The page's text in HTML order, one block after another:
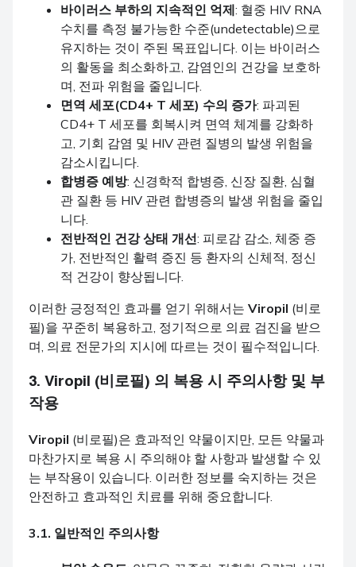
바이러스 부하의 지속적인 억제: 혈중 HIV RNA
수치를 측정 불가능한 수준(undetectable)으로
유지하는 것이 주된 목표입니다. 이는 바이러스
의 활동을 최소화하고, 감염인의 건강을 보호하
며, 전파 위험을 줄입니다.
면역 세포(CD4+ T 세포) 수의 증가: 파괴된
CD4+ T 세포를 회복시켜 면역 체계를 강화하
고, 기회 감염 및 HIV 관련 질병의 발생 위험을
감소시킵니다.
합병증 예방: 신경학적 합병증, 신장 질환, 심혈
관 질환 등 HIV 관련 합병증의 발생 위험을 줄입
니다.
전반적인 건강 상태 개선: 피로감 감소, 체중 증
가, 전반적인 활력 증진 등 환자의 신체적, 정신
적 건강이 향상됩니다.
이러한 긍정적인 효과를 얻기 위해서는 Viropil (비로
필)을 꾸준히 복용하고, 정기적으로 의료 검진을 받으
며, 의료 전문가의 지시에 따르는 것이 필수적입니다.
3. Viropil
(비로필) 의 복용 시 주의사항 및 부
작용
Viropil (비로필)은 효과적인 약물이지만, 모든 약물과
마찬가지로 복용 시 주의해야 할 사항과 발생할 수 있
는 부작용이 있습니다. 이러한 정보를 숙지하는 것은
안전하고 효과적인 치료를 위해 중요합니다.
3.1. 일반적인 주의사항